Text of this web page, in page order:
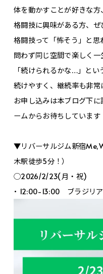
体を動かすことが好きな方
格闘技に興味がある方、
格闘技って「怖そう」と
問わず同じ空間で楽しく一
「続けられるかな…」と
続けやすく、継続率も非常
お申し込みは本ブログ下
ームからお待ちしています
▼リバーサルジム新宿
木駅徒歩5分！）
◯2026/2/23(月・祝)
• 12:00-13:00 ブラジリ